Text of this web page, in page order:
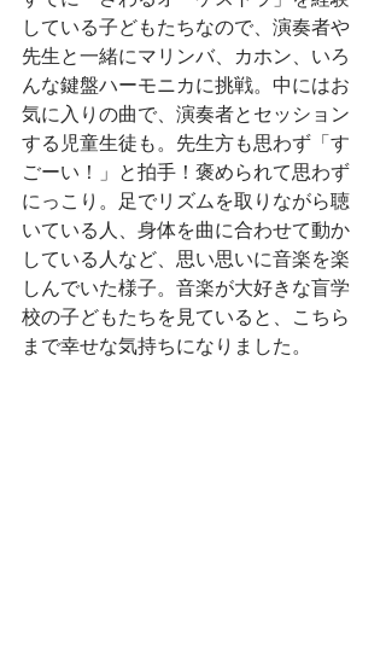
している子どもたちなので、演奏者や
先生と一緒にマリンバ、カホン、いろ
んな鍵盤ハーモニカに挑戦。中にはお
気に入りの曲で、演奏者とセッション
する児童生徒も。先生方も思わず「す
ごーい！」と拍手！褒められて思わず
にっこり。足でリズムを取りながら聴
いている人、身体を曲に合わせて動か
している人など、思い思いに音楽を楽
しんでいた様子。音楽が大好きな盲学
校の子どもたちを見ていると、こちら
まで幸せな気持ちになりました。